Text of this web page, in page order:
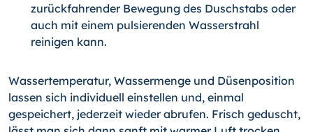
zurückfahrender Bewegung des Duschstabs oder
auch mit einem pulsierenden Wasserstrahl
reinigen kann.
Wassertemperatur, Wassermenge und Düsenposition
lassen sich individuell einstellen und, einmal
gespeichert, jederzeit wieder abrufen. Frisch geduscht,